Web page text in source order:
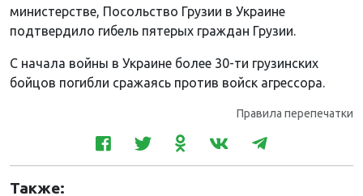
министерстве, Посольство Грузии в Украине
подтвердило гибель пятерых граждан Грузии.
С начала войны в Украине более 30-ти грузинских
бойцов погибли сражаясь против войск агрессора.
Правила перепечатки
Также: